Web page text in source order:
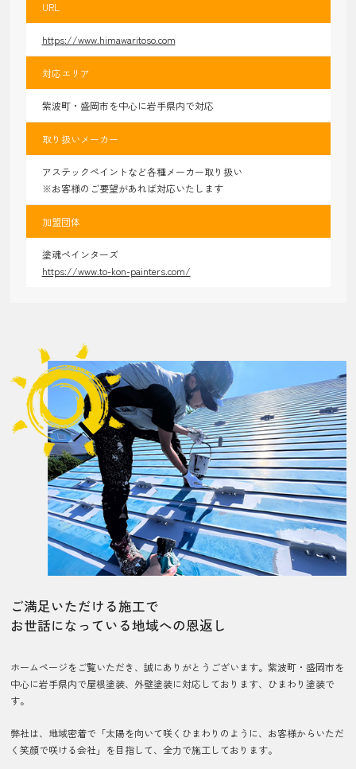
URL
https://www.himawaritoso.com
対応エリア
紫波町・盛岡市を中心に岩手県内で対応
取り扱いメーカー
アステックペイントなど各種メーカー取り扱い
※お客様のご要望があれば対応いたします
加盟団体
塗魂ペインターズ
https://www.to-kon-painters.com/
ご満足いただける施工で
お世話になっている地域への恩返し
ホームページをご覧いただき、誠にありがとうございます。紫波町・盛岡市を
中心に岩手県内で屋根塗装、外壁塗装に対応しております、ひまわり塗装で
す。
弊社は、地域密着で「太陽を向いて咲くひまわりのように、お客様からいただ
く笑顔で咲ける会社」を目指して、全力で施工しております。